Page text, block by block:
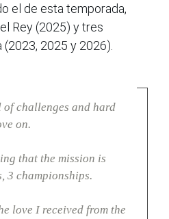
el de esta temporada,
Rey (2025) y tres
2025 y 2026).
challenges and hard
on.
that the mission is
3 championships.
love I received from the